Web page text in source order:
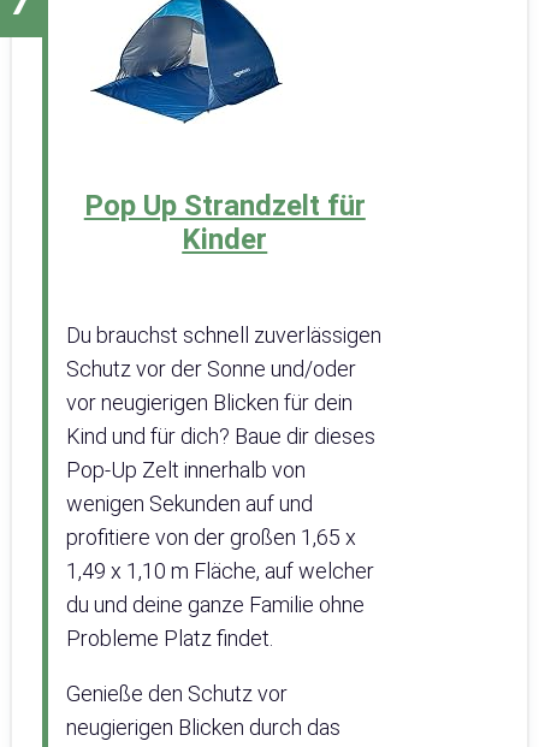
Pop Up Strandzelt für
Kinder
Du brauchst schnell zuverlässigen
Schutz vor der Sonne und/oder
vor neugierigen Blicken für dein
Kind und für dich? Baue dir dieses
Pop-Up Zelt innerhalb von
wenigen Sekunden auf und
profitiere von der großen 1,65 x
1,49 x 1,10 m Fläche, auf welcher
du und deine ganze Familie ohne
Probleme Platz findet.
Genieße den Schutz vor
neugierigen Blicken durch das